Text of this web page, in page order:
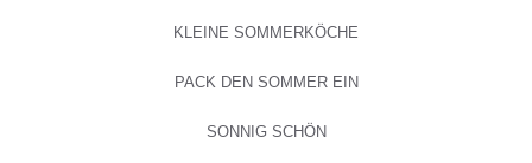
KLEINE SOMMERKÖCHE
PACK DEN SOMMER EIN
SONNIG SCHÖN